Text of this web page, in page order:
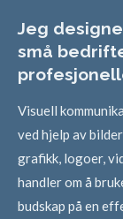
Jeg
små
Visuell
ved hjelp av
grafikk, logoer,
handler om å
budskap på en